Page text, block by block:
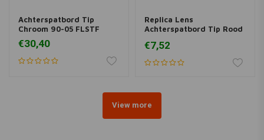
Achterspatbord Tip
Chroom 90-05 FLSTF
€30,40
Replica Lens
Achterspatbord Tip Rood
FLST
€7,52
View more